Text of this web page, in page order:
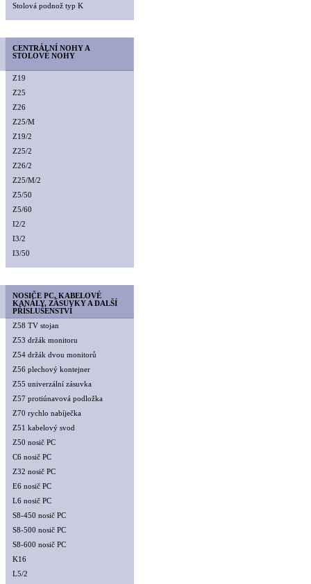
Stolová podnož typ K
CENTRÁLNÍ NOHY A
STOLOVÉ NOHY
Z19
Z25
Z26
Z25/M
Z19/2
Z25/2
Z26/2
Z25/M/2
Z5/50
Z5/60
I2/2
I3/2
I3/50
NOSIČE PC, KABELOVÉ
KANÁLY, ZÁSUVKY A DALŠÍ
PŘÍSLUŠENSTVÍ
Z58 TV stojan
Z53 držák monitoru
Z54 držák dvou monitorů
Z56 plechový kontejner
Z55 univerzální zásuvka
Z57 protiúnavová podložka
Z70 rychlo nabíječka
Z51 kabelový svod
Z50 nosič PC
C6 nosič PC
Z32 nosič PC
E6 nosič PC
L6 nosič PC
S8-450 nosič PC
S8-500 nosič PC
S8-600 nosič PC
K16
L5/2